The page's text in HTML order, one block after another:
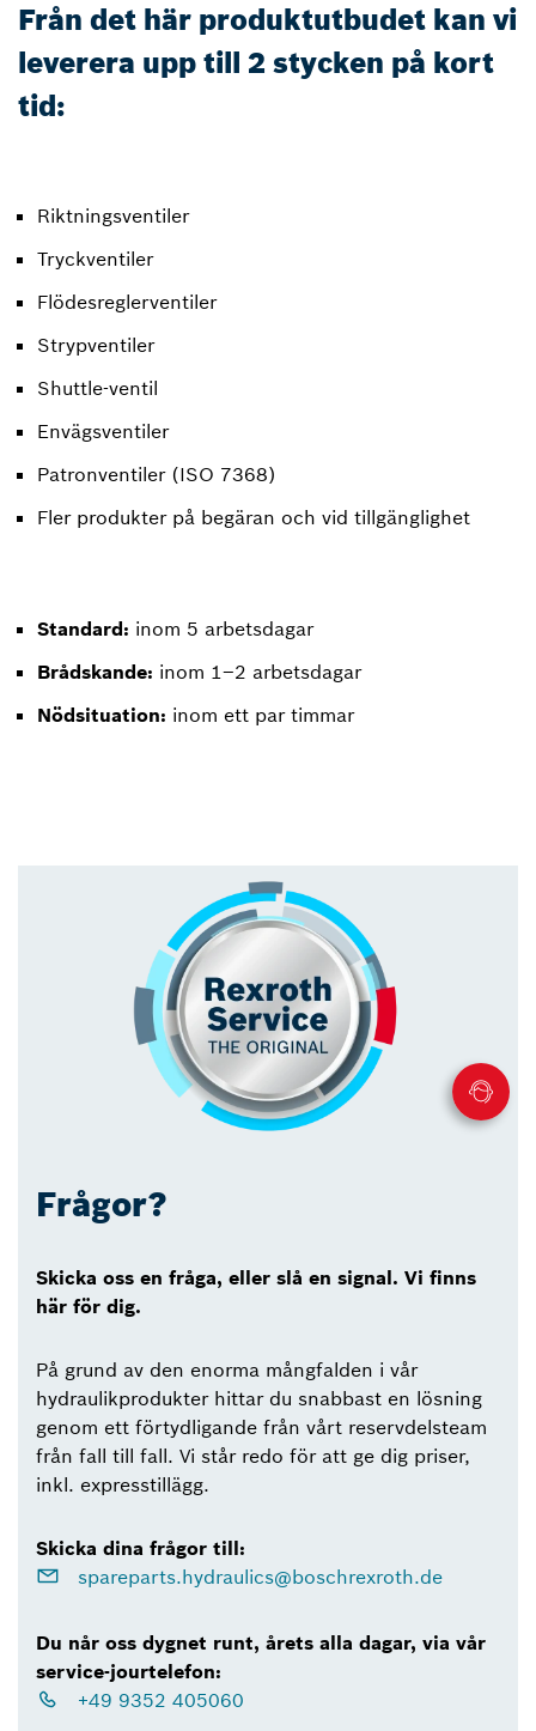
Från det här produktutbudet kan vi
leverera upp till 2 stycken på kort
tid:
Riktningsventiler
Tryckventiler
Flödesreglerventiler
Strypventiler
Shuttle-ventil
Envägsventiler
Patronventiler (ISO 7368)
Fler produkter på begäran och vid tillgänglighet
Standard: inom 5 arbetsdagar
Brådskande: inom 1–2 arbetsdagar
Nödsituation: inom ett par timmar
Frågor?
Skicka oss en fråga, eller slå en signal. Vi finns
här för dig.
På grund av den enorma mångfalden i vår
hydraulikprodukter hittar du snabbast en lösning
genom ett förtydligande från vårt reservdelsteam
från fall till fall. Vi står redo för att ge dig priser,
inkl. expresstillägg.
Skicka dina frågor till:
spareparts.hydraulics@boschrexroth.de
Du når oss dygnet runt, årets alla dagar, via vår
service-jourtelefon:
+49 9352 405060